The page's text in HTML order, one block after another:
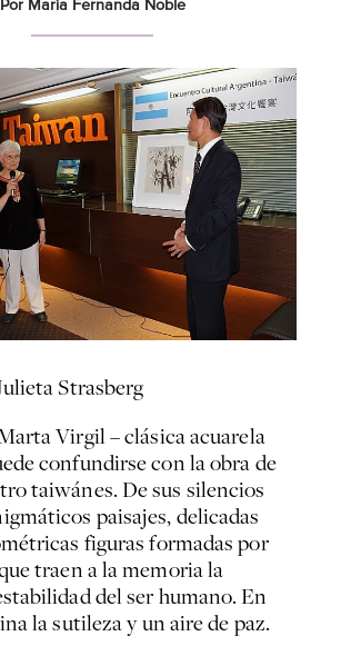
Por María Fernanda Noble
Strasberg
Virgil – clásica acuarela
confundirse con la obra de
taiwánes. De sus silencios
paisajes, delicadas
figuras formadas por
traen a la memoria la
del ser humano. En
la sutileza y un aire de paz.